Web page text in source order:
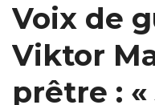
Voix de
Viktor
prêtre : «